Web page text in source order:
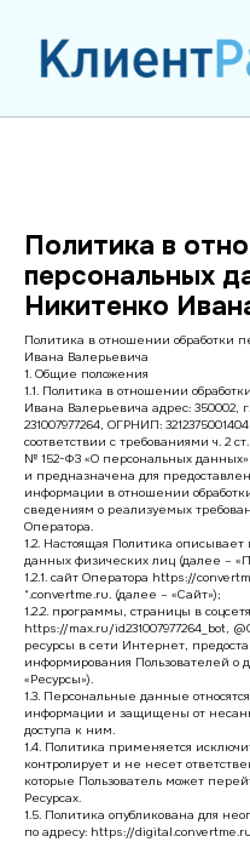
Политика в
персональных
Никитенко
Политика в отношении обработки
Ивана Валерьевича
1. Общие положения
1.1. Политика в отношении
Ивана Валерьевича адрес: 350002,
231007977264, ОГРНИП:
соответствии с требованиями ч. 2
№ 152-ФЗ «О персональных
и предназначена для
информации в отношении
сведениям о реализуемых
Оператора.
1.2. Настоящая Политика
данных физических лиц (далее –
1.2.1. сайт Оператора https://
*.convertme.ru. (далее – «Сайт»);
1.2.2. программы, страницы в
https://max.ru/id231007977264_bot,
ресурсы в сети Интернет,
информирования Пользователей о
«Ресурсы»).
1.3. Персональные данные
информации и защищены от
доступа к ним.
1.4. Политика применяется
контролирует и не несет
которые Пользователь может
Ресурсах.
1.5. Политика опубликована для
по адресу: https://